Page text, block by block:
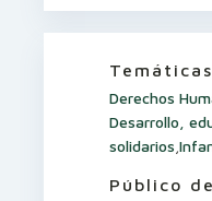
Temáticas
Derechos
Desarrollo,
solidarios
Público